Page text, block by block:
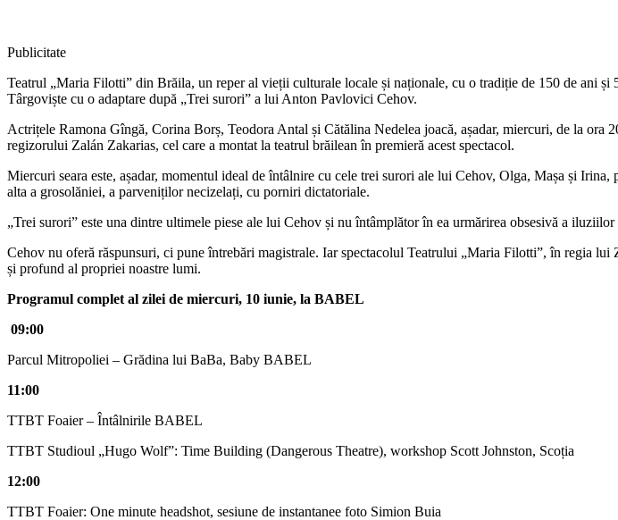
Publicitate
Teatrul „Maria Filotti” din Brăila, un reper al vieții culturale locale și naționale, cu o tradiție de 150 de ani
Târgoviște cu o adaptare după „Trei surori” a lui Anton Pavlovici Cehov.
Actrițele Ramona Gîngă, Corina Borș, Teodora Antal și Cătălina Nedelea joacă, așadar, miercuri, de la
regizorului Zalán Zakarias, cel care a montat la teatrul brăilean în premieră acest spectacol.
Miercuri seara este, așadar, momentul ideal de întâlnire cu cele trei surori ale lui Cehov, Olga, Mașa și
alta a grosolăniei, a parveniților necizelați, cu porniri dictatoriale.
„Trei surori” este una dintre ultimele piese ale lui Cehov și nu întâmplător în ea urmărirea obsesivă a iluziilor
Cehov nu oferă răspunsuri, ci pune întrebări magistrale. Iar spectacolul Teatrului „Maria Filotti”, în regia
și profund al propriei noastre lumi.
Programul complet al zilei de miercuri, 10 iunie, la BABEL
09:00
Parcul Mitropoliei – Grădina lui BaBa, Baby BABEL
11:00
TTBT Foaier – Întâlnirile BABEL
TTBT Studioul „Hugo Wolf”: Time Building (Dangerous Theatre), workshop Scott Johnston, Scoția
12:00
TTBT Foaier: One minute headshot, sesiune de instantanee foto Simion Buia